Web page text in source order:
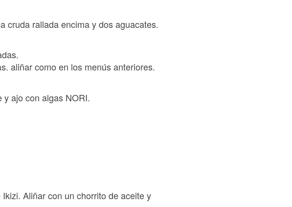
cruda rallada encima y dos aguacates.
aliñar como en los menús anteriores.
ajo con algas NORI.
Aliñar con un chorrito de aceite y